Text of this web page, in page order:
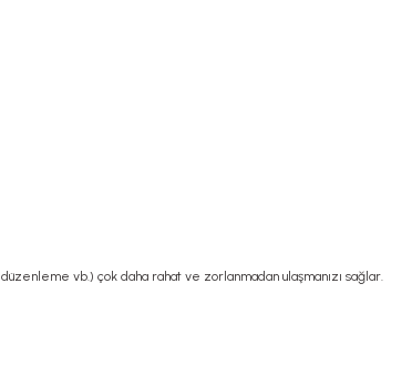
vb.) çok daha rahat ve zorlanmadan ulaşmanızı sağlar.